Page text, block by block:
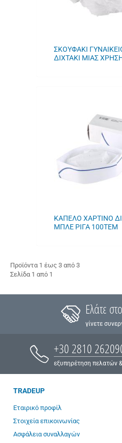
ΣΚΟΥΦΑΚΙ
ΔΙΧΤΑΚΙ ΜΙΑΣ
ΚΑΠΕΛΟ ΧΑΡΤΙΝΟ
ΜΠΛΕ ΡΙΓΑ 100ΤΕΜ
Προϊόντα 1 έως 3 από 3
Σελίδα 1 από 1
Ελάτε
γίνετε
+30 2810
εξυπηρέτηση πελατών
TRADEUP
Εταιρικό προφίλ
Στοιχεία επικοινωνίας
Ασφάλεια συναλλαγών